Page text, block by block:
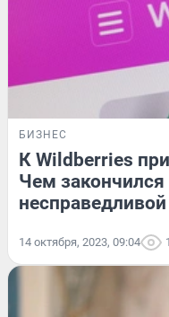
БИЗНЕС
К Wildberries
Чем закончился
14 октября, 2023, 09:04